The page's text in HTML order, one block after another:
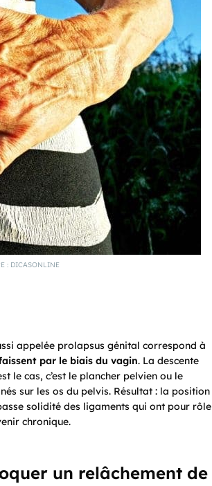
: DICASONLINE
appelée prolapsus génital correspond à
par le biais du vagin. La descente
le cas, c’est le plancher pelvien ou le
sur les os du pelvis. Résultat : la position
solidité des ligaments qui ont pour rôle
chronique.
un relâchement de